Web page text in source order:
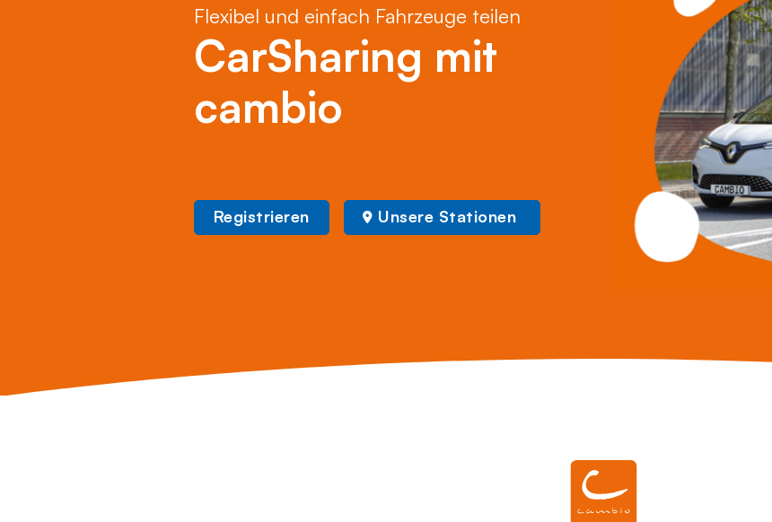
Flexibel und einfach Fahrzeuge teilen
CarSharing mit
cambio
Registrieren Unsere Stationen